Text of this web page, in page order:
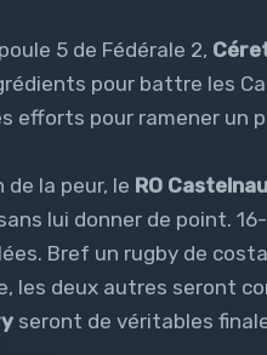
5 de Fédérale 2,
pour battre les
efforts pour ramener un
de la peur, le RO
lui donner de point.
Bref un rugby de
les deux autres seront
seront de véritables